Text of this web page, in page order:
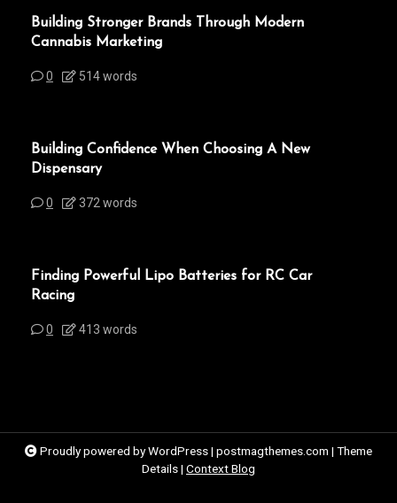
Building Stronger Brands Through Modern
Cannabis Marketing
0 514 words
Building Confidence When Choosing A New
Dispensary
0 372 words
Finding Powerful Lipo Batteries for RC Car
Racing
0 413 words
Proudly powered by WordPress| postmagthemes.com | Theme
Details| Context Blog